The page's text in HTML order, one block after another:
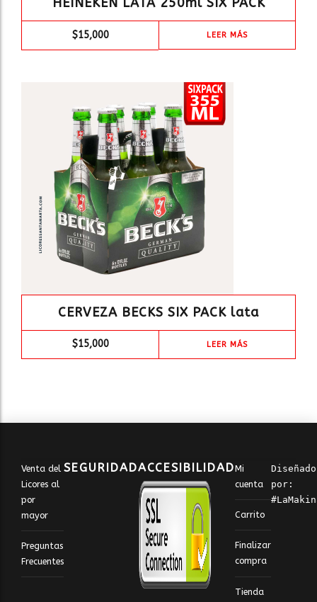
$15,000 LEER MÁS
CERVEZA BECKS SIX PACK lata
$15,000 LEER MÁS
Venta del
Licores al
por
mayor
Preguntas
Frecuentes
SEGURIDADACCESIBILIDADMi
cuenta
Carrito
Finalizar
compra
Tienda
Diseñado
por: